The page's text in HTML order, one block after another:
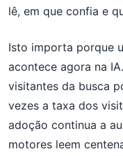
lê, em que confia e
Isto importa porque
acontece agora na
visitantes da busca
vezes a taxa dos
adoção continua a
motores leem